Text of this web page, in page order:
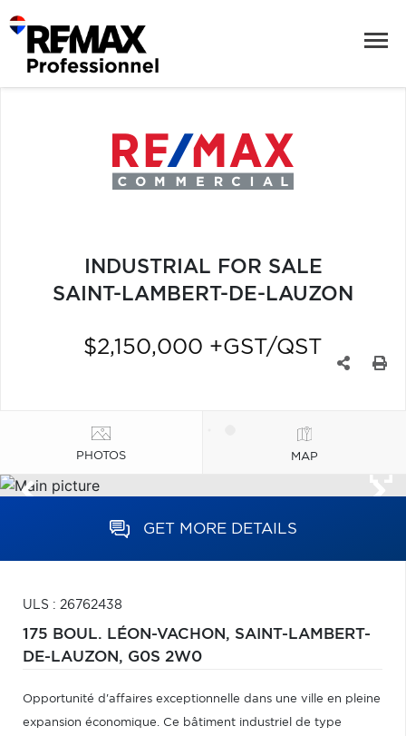
INDUSTRIAL FOR SALE
SAINT-LAMBERT-DE-LAUZON
$2,150,000 +GST/QST
PHOTOS MAP
GET MORE DETAILS
ULS : 26762438
175 BOUL. LÉON-VACHON, SAINT-LAMBERT-
DE-LAUZON, G0S 2W0
Opportunité d'affaires exceptionnelle dans une ville en pleine
expansion économique. Ce bâtiment industriel de type